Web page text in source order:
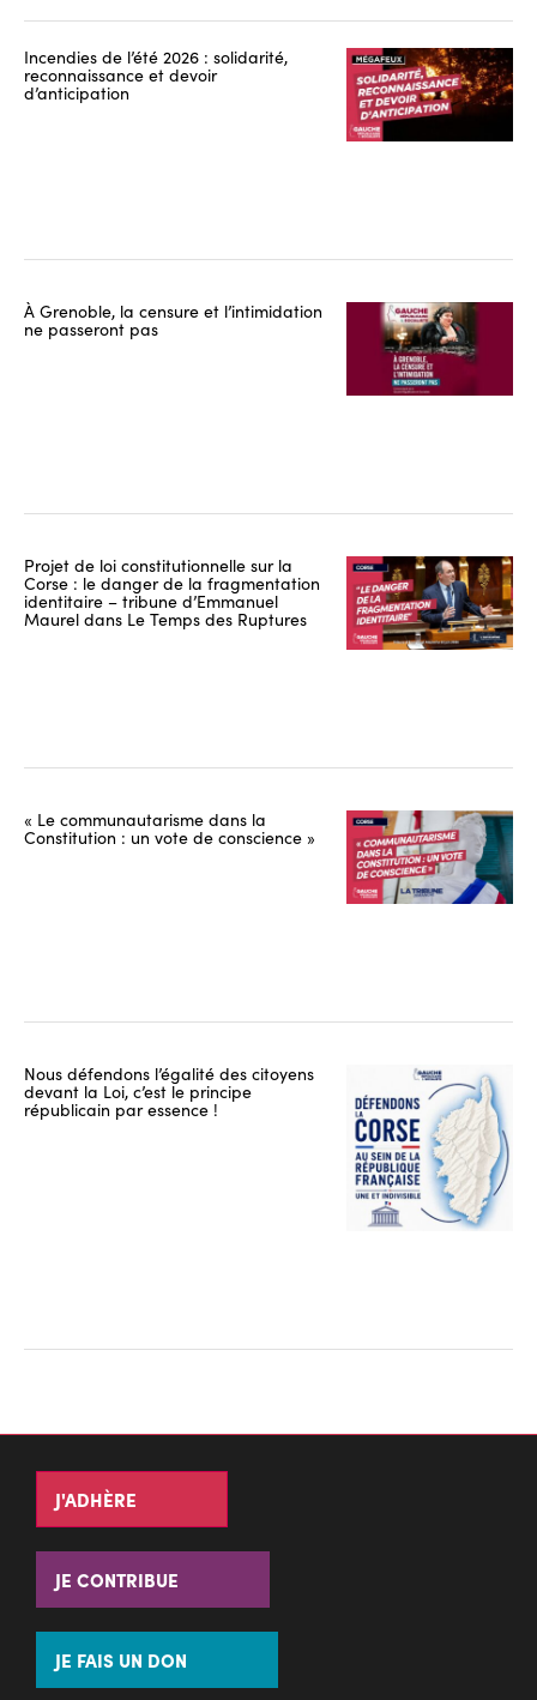
Incendies de l’été 2026 : solidarité,
reconnaissance et devoir
d’anticipation
À Grenoble, la censure et l’intimidation
ne passeront pas
Projet de loi constitutionnelle sur la
Corse : le danger de la fragmentation
identitaire – tribune d’Emmanuel
Maurel dans Le Temps des Ruptures
« Le communautarisme dans la
Constitution : un vote de conscience »
Nous défendons l’égalité des citoyens
devant la Loi, c’est le principe
républicain par essence !
J'ADHÈRE
JE CONTRIBUE
JE FAIS UN DON